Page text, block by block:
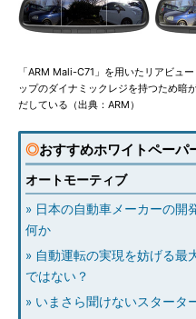
「ARM Mali-C71」を用いたリアビュ
ップのダイナミックレジを持つため暗
だしている（出典：ARM）
◎おすすめホワイトペーパ
オートモーティブ
» 日本の自動車メーカーの開
何か
» 自動運転の実現を妨げる最
ではない？
» いまさら聞けないスタータ